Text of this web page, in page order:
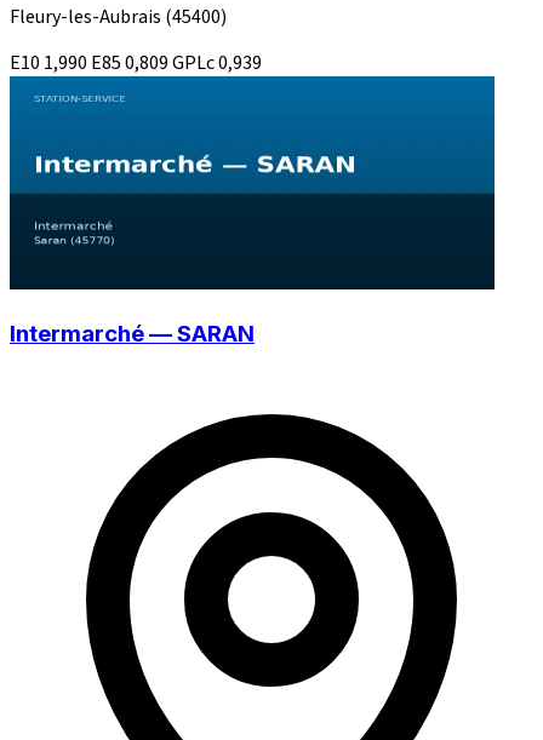
Fleury-les-Aubrais (45400)
E10 1,990 E850,809GPLc0,939
Intermarché — SARAN